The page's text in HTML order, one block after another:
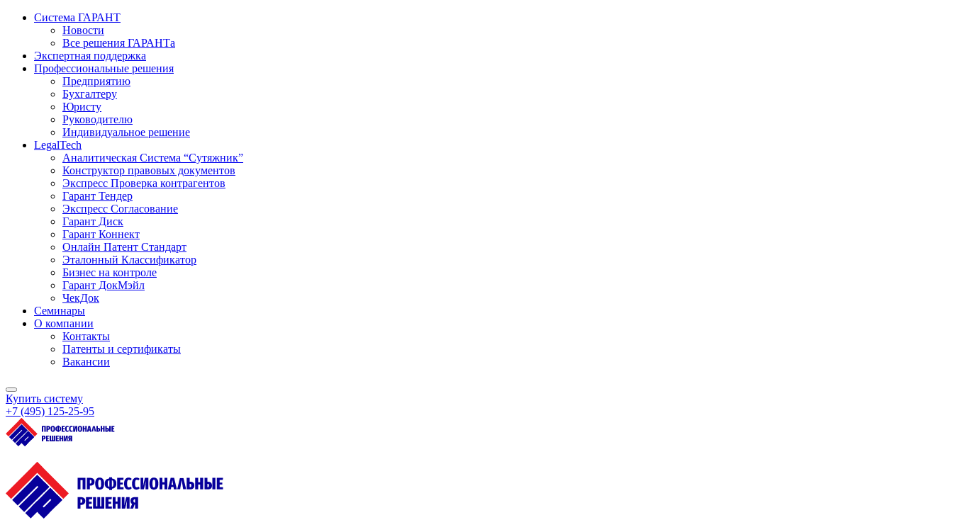
Система ГАРАНТ
Новости
Все решения ГАРАНТа
Экспертная поддержка
Профессиональные решения
Предприятию
Бухгалтеру
Юристу
Руководителю
Индивидуальное решение
LegalTech
Аналитическая Система “Сутяжник”
Конструктор правовых документов
Экспресс Проверка контрагентов
Гарант Тендер
Экспресс Согласование
Гарант Диск
Гарант Коннект
Онлайн Патент Стандарт
Эталонный Классификатор
Бизнес на контроле
Гарант ДокМэйл
ЧекДок
Семинары
О компании
Контакты
Патенты и сертификаты
Вакансии
Купить систему
+7 (495) 125‑25‑95